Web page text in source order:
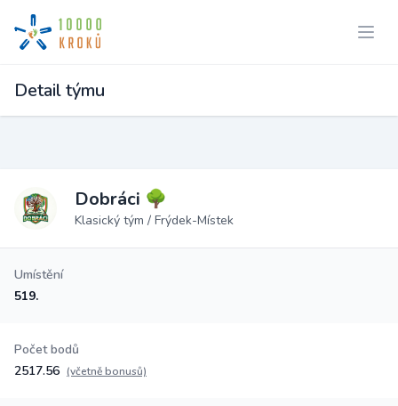
Detail týmu
Dobráci 🌳
Klasický tým / Frýdek-Místek
Umístění
519.
Počet bodů
2517.56 (včetně bonusů)